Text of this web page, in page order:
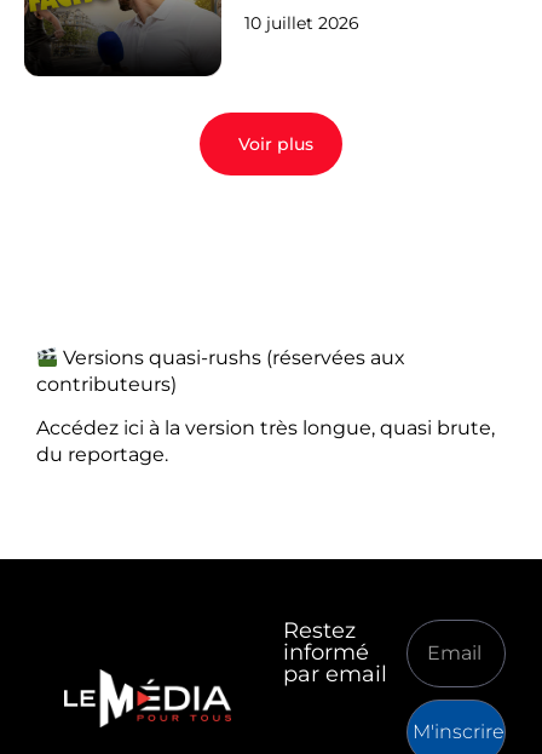
10 juillet 2026
Voir plus
Versions quasi-rushs (réservées aux
contributeurs)
Accédez ici à la version très longue, quasi brute,
du reportage.
Restez
informé
par email
M'inscrire